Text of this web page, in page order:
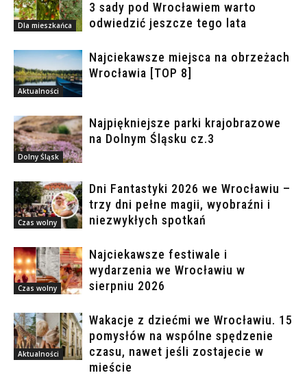
Dla mieszkańca
3 sady pod Wrocławiem warto
odwiedzić jeszcze tego lata
Aktualności
Najciekawsze miejsca na obrzeżach
Wrocławia [TOP 8]
Dolny Śląsk
Najpiękniejsze parki krajobrazowe
na Dolnym Śląsku cz.3
Czas wolny
Dni Fantastyki 2026 we Wrocławiu –
trzy dni pełne magii, wyobraźni i
niezwykłych spotkań
Czas wolny
Najciekawsze festiwale i
wydarzenia we Wrocławiu w
sierpniu 2026
Aktualności
Wakacje z dziećmi we Wrocławiu. 15
pomysłów na wspólne spędzenie
czasu, nawet jeśli zostajecie w
mieście